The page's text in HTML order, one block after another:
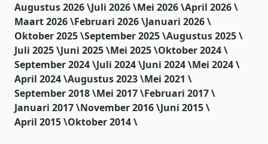
Augustus 2026 \Juli 2026 \Mei 2026 \April 2026 \
Maart 2026 \Februari 2026 \Januari 2026 \
Oktober 2025 \September 2025 \Augustus 2025 \
Juli 2025 \Juni 2025 \Mei 2025 \Oktober 2024 \
September 2024 \Juli 2024 \Juni 2024 \Mei 2024 \
April 2024 \Augustus 2023 \Mei 2021 \
September 2018 \Mei 2017 \Februari 2017 \
Januari 2017 \November 2016 \Juni 2015 \
April 2015 \Oktober 2014 \